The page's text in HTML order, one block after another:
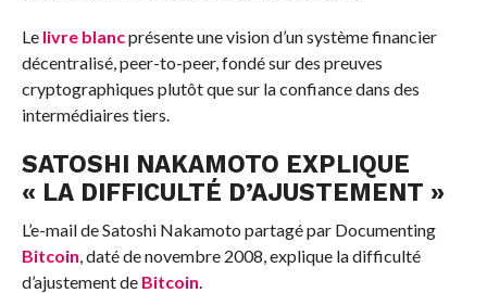
Le livre blancprésente une vision d’un système financier
décentralisé, peer-to-peer, fondé sur des preuves
cryptographiques plutôt que sur la confiance dans des
intermédiaires tiers.
SATOSHI NAKAMOTO EXPLIQUE
« LA DIFFICULTÉ D’AJUSTEMENT »
L’e-mail de Satoshi Nakamoto partagé par Documenting
Bitcoin, daté de novembre 2008, explique la difficulté
d’ajustement de Bitcoin.